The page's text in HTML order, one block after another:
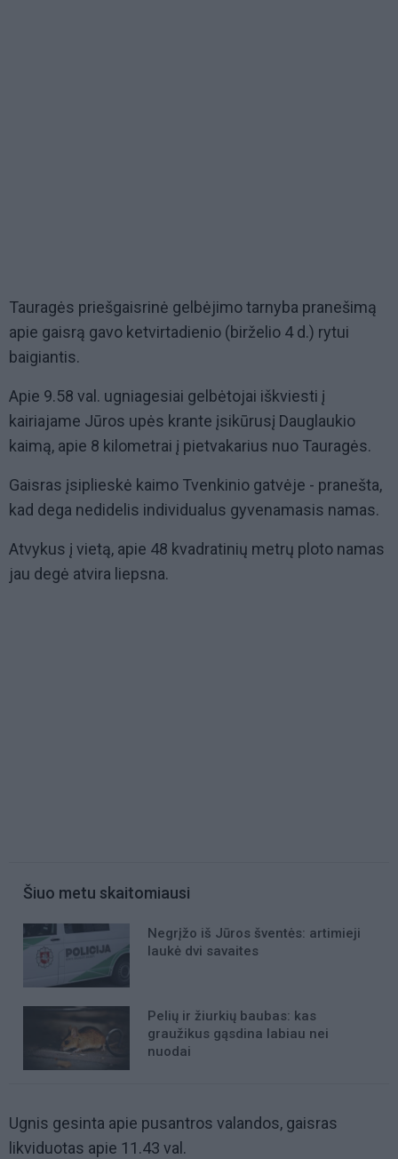
Tauragės priešgaisrinė gelbėjimo tarnyba pranešimą
apie gaisrą gavo ketvirtadienio (birželio 4 d.) rytui
baigiantis.
Apie 9.58 val. ugniagesiai gelbėtojai iškviesti į
kairiajame Jūros upės krante įsikūrusį Dauglaukio
kaimą, apie 8 kilometrai į pietvakarius nuo Tauragės.
Gaisras įsiplieskė kaimo Tvenkinio gatvėje - pranešta,
kad dega nedidelis individualus gyvenamasis namas.
Atvykus į vietą, apie 48 kvadratinių metrų ploto namas
jau degė atvira liepsna.
Šiuo metu skaitomiausi
Negrįžo iš Jūros šventės: artimieji
laukė dvi savaites
Pelių ir žiurkių baubas: kas
graužikus gąsdina labiau nei
nuodai
Ugnis gesinta apie pusantros valandos, gaisras
likviduotas apie 11.43 val.